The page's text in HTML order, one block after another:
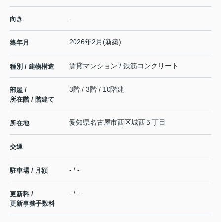
向き -
築年月 2026年2月(新築)
種別 / 建物構造 賃貸マンション / 鉄筋コンクリート
部屋 /
所在階 / 階建て
3階 / 3階 / 10階建
所在地 愛知県名古屋市西区城西５丁目
交通
駐車場 / 月額 - / -
更新料 /
更新事務手数料
- / -